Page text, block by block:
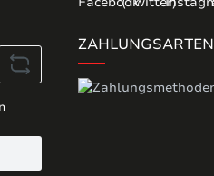
ZAHLUNGSARTEN